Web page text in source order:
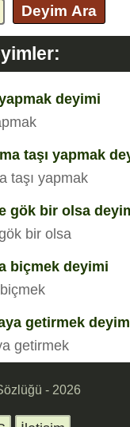
Deyim Ara
deyimi
taşı yapmak
taşı yapmak
gök bir olsa
bir olsa
biçmek deyimi
getirmek
getirmek
- 2026